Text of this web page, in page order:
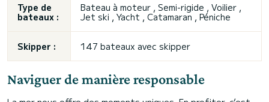
Type de
bateaux :
Bateau à moteur , Semi-rigide , Voilier ,
Jet ski , Yacht , Catamaran , Péniche
Skipper : 147 bateaux avec skipper
Naviguer de manière responsable